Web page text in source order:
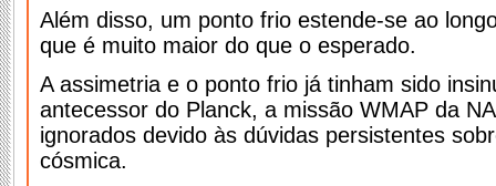
Além disso, um ponto frio estende-se ao
que é muito maior do que o esperado.
A assimetria e o ponto frio já tinham sido
antecessor do Planck, a missão WMAP da
ignorados devido às dúvidas persistentes
cósmica.